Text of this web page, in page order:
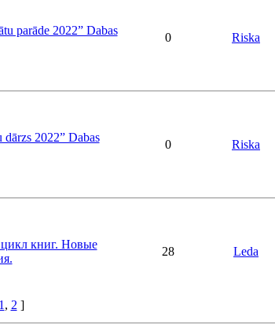
parāde 2022” Dabas
0 Riska
dārzs 2022” Dabas
0 Riska
книг. Новые
28 Leda
1 , 2 ]